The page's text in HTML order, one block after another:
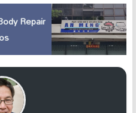
Repair